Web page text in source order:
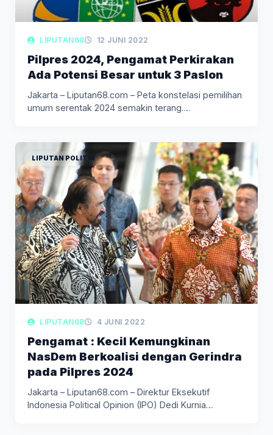
LIPUTAN68 12 JUNI 2022
Pilpres 2024, Pengamat Perkirakan
Ada Potensi Besar untuk 3 Paslon
Jakarta – Liputan68.com – Peta konstelasi pemilihan
umum serentak 2024 semakin terang.…
LIPUTAN POLITIK
LIPUTAN68 4 JUNI 2022
Pengamat : Kecil Kemungkinan
NasDem Berkoalisi dengan Gerindra
pada Pilpres 2024
Jakarta – Liputan68.com – Direktur Eksekutif
Indonesia Political Opinion (IPO) Dedi Kurnia…